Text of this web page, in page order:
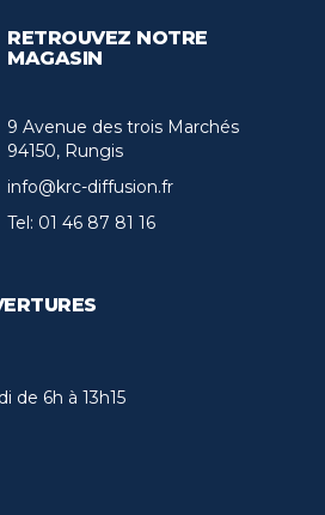
RETROUVEZ NOTRE
MAGASIN
9 Avenue des trois Marchés
94150, Rungis
info@krc-diffusion.fr
Tel: 01 46 87 81 16
de 6h à 13h15